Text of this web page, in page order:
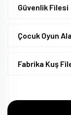
Güvenlik Filesi
Çocuk Oyun
Fabrika Kuş